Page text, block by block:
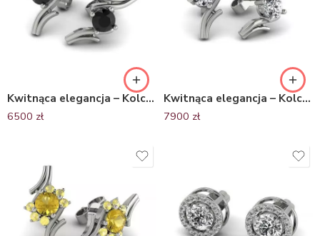
Kwitnąca elegancja – Kolczyki Diamond Sky z białego złota z czarnymi brylantami
6500 zł
Kwitnąca elegancja – Kolczyki Diamond Sky z białego złota z brylantami
7900 zł